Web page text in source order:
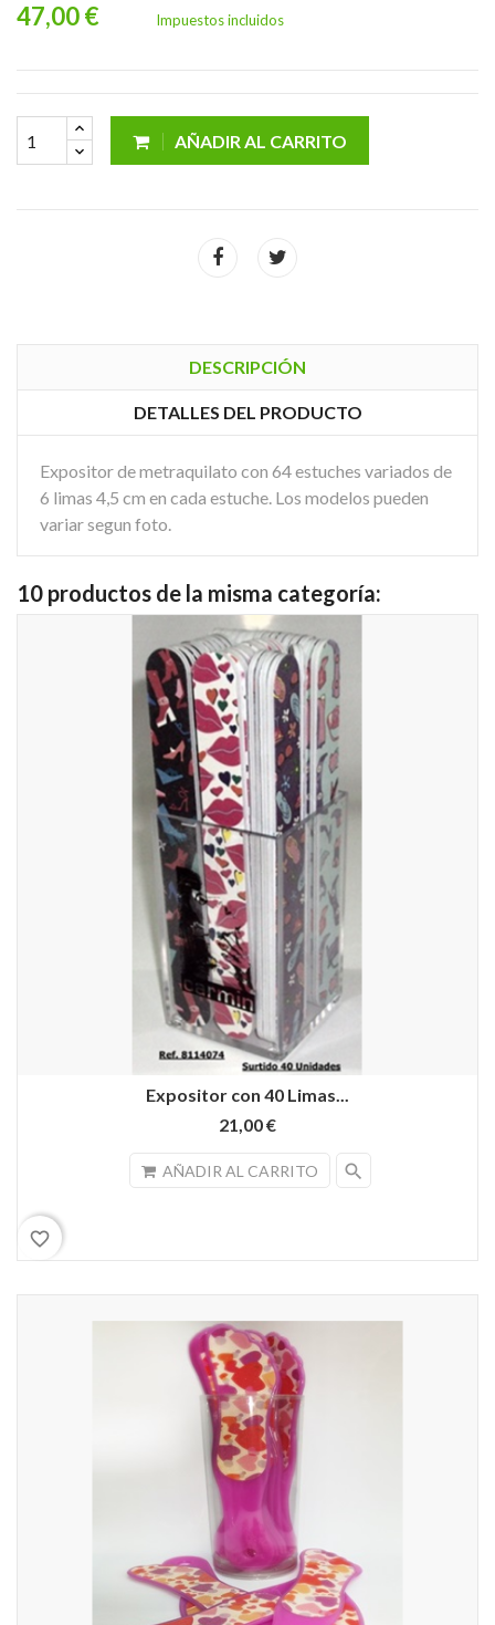
47,00 €
Impuestos incluidos
AÑADIR AL CARRITO
DESCRIPCIÓN
DETALLES DEL PRODUCTO
Expositor de metraquilato con 64 estuches variados de
6 limas 4,5 cm en cada estuche. Los modelos pueden
variar segun foto.
10 productos de la misma categoría:
Expositor con 40 Limas...
21,00 €
AÑADIR AL CARRITO search
favorite_border